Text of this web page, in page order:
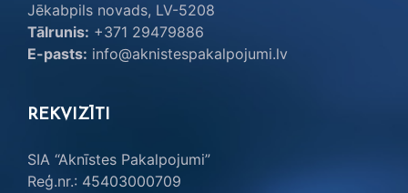
Jēkabpils novads, LV-5208
Tālrunis: +371 29479886
E-pasts: info@aknistespakalpojumi.lv
REKVIZĪTI
SIA “Aknīstes Pakalpojumi”
Reģ.nr.: 45403000709